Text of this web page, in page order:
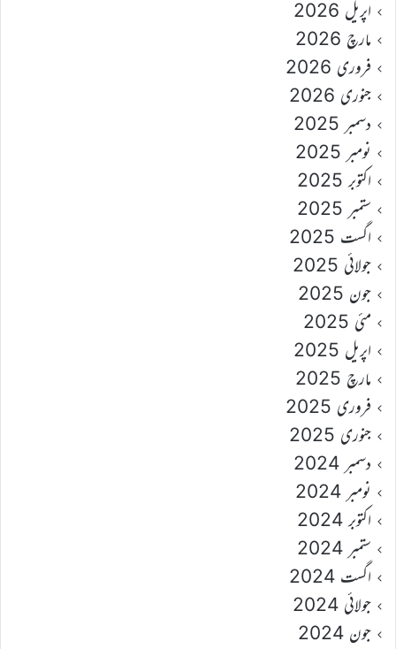
اپریل 2026
مارچ 2026
فروری 2026
جنوری 2026
دسمبر 2025
نومبر 2025
اکتوبر 2025
ستمبر 2025
اگست 2025
جولائی 2025
جون 2025
مئی 2025
اپریل 2025
مارچ 2025
فروری 2025
جنوری 2025
دسمبر 2024
نومبر 2024
اکتوبر 2024
ستمبر 2024
اگست 2024
جولائی 2024
جون 2024